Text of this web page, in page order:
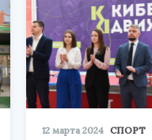
12 марта 2024 СПОРТ